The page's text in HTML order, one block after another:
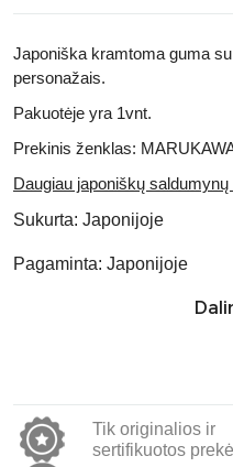
Japoniška kramtoma guma
personažais.
Pakuotėje yra 1vnt.
Prekinis ženklas:
Daugiau japoniškų
Sukurta: Japonijoje
Pagaminta: Japonijoje
Tik originalios ir
sertifikuotos